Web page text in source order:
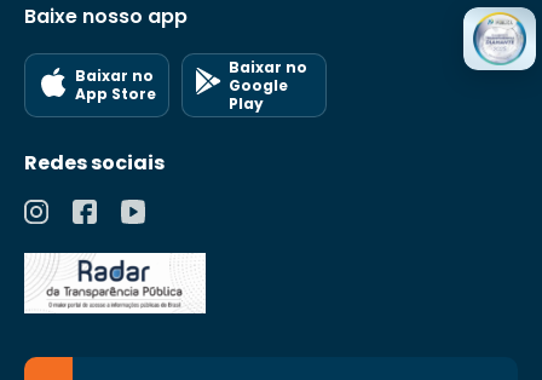
Baixe nosso app
Baixar no
App Store
Baixar no
Google
Play
Redes sociais